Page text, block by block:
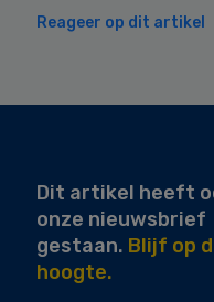
Reageer op dit artikel
Dit artikel heeft
onze nieuwsbrief
gestaan. Blijf op
hoogte.